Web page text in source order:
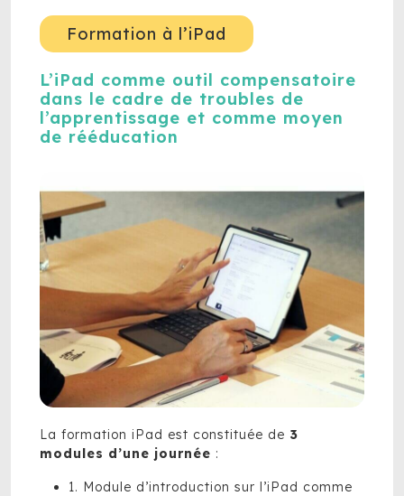
Formation à l’iPad
L’iPad comme outil compensatoire
dans le cadre de troubles de
l’apprentissage et comme moyen
de rééducation
La formation iPad est constituée de 3
modules d’une journée :
1. Module d’introduction sur l’iPad comme